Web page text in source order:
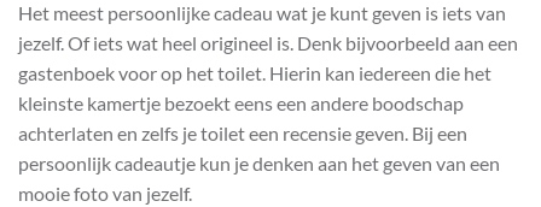
Het meest persoonlijke cadeau wat je kunt geven is iets van
jezelf. Of iets wat heel origineel is. Denk bijvoorbeeld aan een
gastenboek voor op het toilet. Hierin kan iedereen die het
kleinste kamertje bezoekt eens een andere boodschap
achterlaten en zelfs je toilet een recensie geven. Bij een
persoonlijk cadeautje kun je denken aan het geven van een
mooie foto van jezelf.